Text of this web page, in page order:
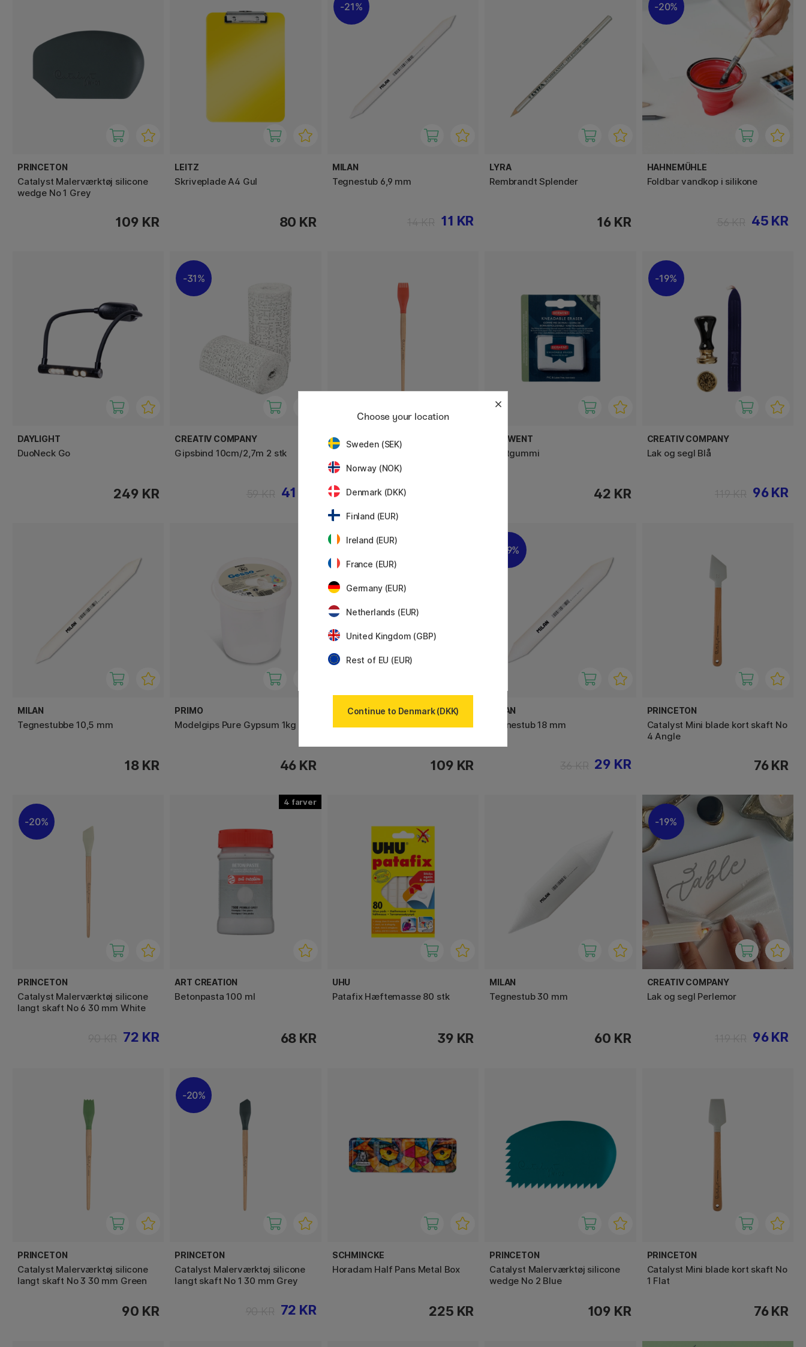
PRINCETON
Catalyst Malerværktøj silicone
wedge No 1 Grey
109 KR
LEITZ
Skriveplade A4 Gul
80 KR
21%
MILAN
Tegnestub 6,9 mm
11 KR
LYRA
Rembrandt Splender
16 KR
20%
HAHNEMÜHLE
Foldbar vandkop i silikone
45 KR
DAYLIGHT
DuoNeck Go
249 KR
31%
CREATIV COMPANY
Gipsbind 10cm/2,7m 2 stk
41 KR
PRINCETON
Catalyst Malerværktøj silicone
langt skaft No 5 30 mm Orange
DERWENT
Knetgummi
42 KR
19%
CREATIV COMPANY
Lak og segl Blå
96 KR
MILAN
Tegnestubbe 10,5 mm
18 KR
PRIMO
Modelgips Pure Gypsum 1kg
46 KR
PRINCETON
109 KR
19%
MILAN
Tegnestub 18 mm
29 KR
PRINCETON
Catalyst Mini blade kort skaft No
4 Angle
76 KR
20%
PRINCETON
Catalyst Malerværktøj silicone
langt skaft No 6 30 mm White
72 KR
4
ART CREATION
Betonpasta 100 ml
68 KR
UHU
Patafix Hæftemasse 80 stk
39 KR
MILAN
Tegnestub 30 mm
60 KR
19%
CREATIV COMPANY
Lak og segl Perlemor
96 KR
PRINCETON
Catalyst Malerværktøj silicone
langt skaft No 3 30 mm Green
90 KR
20%
PRINCETON
Catalyst Malerværktøj silicone
langt skaft No 1 30 mm Grey
72 KR
SCHMINCKE
Horadam Half Pans Metal Box
225 KR
PRINCETON
Catalyst Malerværktøj silicone
wedge No 2 Blue
109 KR
PRINCETON
Catalyst Mini blade kort skaft No
1 Flat
76 KR
Choose your location
Sweden (SEK)
Norway (NOK)
Denmark (DKK)
Finland (EUR)
Ireland (EUR)
France (EUR)
Germany (EUR)
Netherlands (EUR)
United Kingdom (GBP)
Rest of EU (EUR)
Continue to Denmark (DKK)